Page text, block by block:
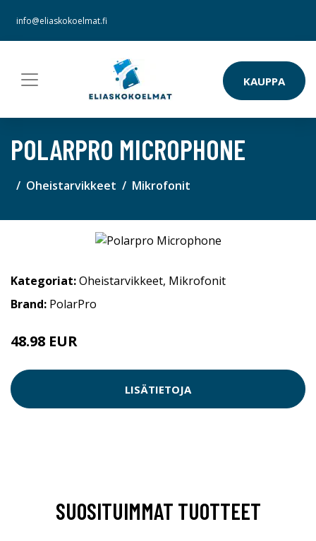
info@eliaskokoelmat.fi
KAUPPA
POLARPRO MICROPHONE
Oheistarvikkeet Mikrofonit
Kategoriat:Oheistarvikkeet, Mikrofonit
Brand: PolarPro
48.98 EUR
LISÄTIETOJA
SUOSITUIMMAT TUOTTEET